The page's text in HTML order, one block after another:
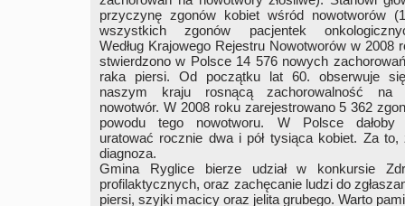
przyczynę zgonów kobiet wśród nowotworów
wszystkich zgonów pacjentek
Według Krajowego Rejestru Nowotworów w 2008
stwierdzono w Polsce 14 576 nowych
raka piersi. Od początku lat 60. obserwuje
naszym kraju rosnącą zachorowalność na
nowotwór. W 2008 roku zarejestrowano 5 362
powodu tego nowotworu. W Polsce dałoby
uratować rocznie dwa i pół tysiąca kobiet. Za
diagnoza.
Gmina Ryglice bierze udział w konkursie
profilaktycznych, oraz zachęcanie ludzi do
piersi, szyjki macicy oraz jelita grubego. Warto